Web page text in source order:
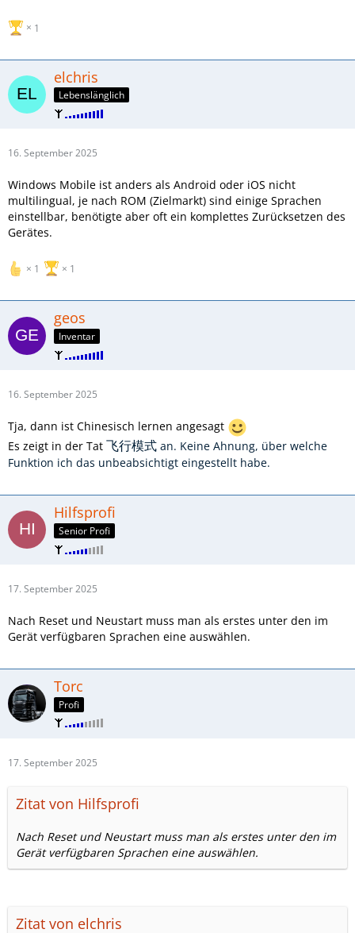
1
elchris
Lebenslänglich
16. September 2025
Windows Mobile ist anders als Android oder iOS nicht
multilingual, je nach ROM (Zielmarkt) sind einige Sprachen
einstellbar, benötigte aber oft ein komplettes Zurücksetzen des
Gerätes.
1 1
geos
Inventar
16. September 2025
Tja, dann ist Chinesisch lernen angesagt
Es zeigt in der Tat 飞行模式 an. Keine Ahnung, über welche
Funktion ich das unbeabsichtigt eingestellt habe.
Hilfsprofi
Senior Profi
17. September 2025
Nach Reset und Neustart muss man als erstes unter den im
Gerät verfügbaren Sprachen eine auswählen.
Torc
Profi
17. September 2025
Zitat von Hilfsprofi
Nach Reset und Neustart muss man als erstes unter den im
Gerät verfügbaren Sprachen eine auswählen.
Zitat von elchris